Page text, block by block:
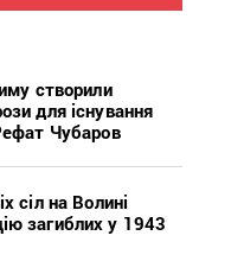
створили
для існування
Чубаров
сіл на Волині
загиблих у 1943